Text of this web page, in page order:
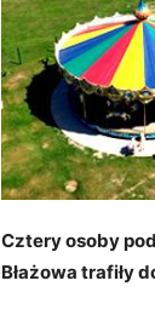
Cztery osoby
Błażowa trafiły